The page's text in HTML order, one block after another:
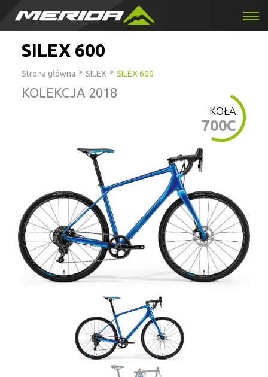
SILEX 600
Strona główna > SILEX > SILEX 600
KOLEKCJA 2018
KOŁA
700C